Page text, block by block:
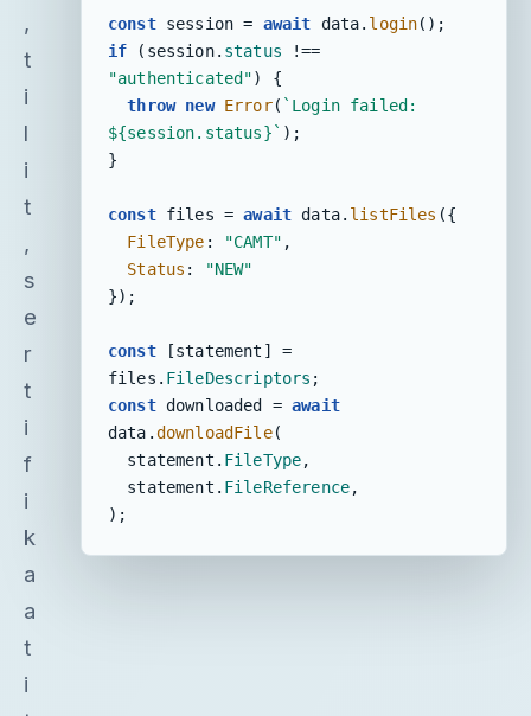
,
t
i
l
i
t
,
s
e
r
t
i
f
i
k
a
a
t
i
const session = await data. login
if (session. status
"authenticated") {
throw new Error(
${session.status}` );
}
const files = await data. listFiles ({
FileType : "CAMT" ,
Status :
"NEW"
});
const [statement] =
files. FileDescriptors
const downloaded = await
data.downloadFile(
  statement.
FileType,
  statement.
FileReference,
);